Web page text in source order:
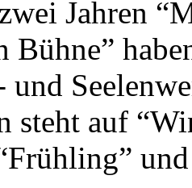
Jahren
Bühne”
und
steht auf